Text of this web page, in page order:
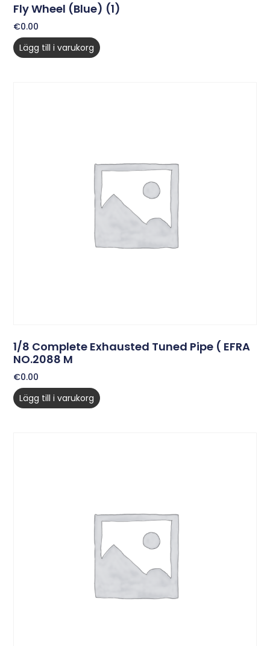
Fly Wheel (Blue) (1)
€0.00
Lägg till i varukorg
1/8 Complete Exhausted Tuned Pipe ( EFRA
NO.2088 M
€0.00
Lägg till i varukorg